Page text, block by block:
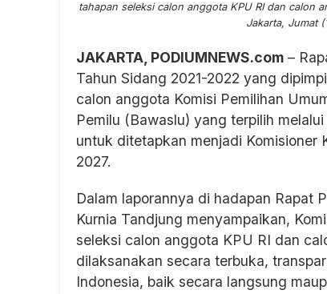
tahapan seleksi calon anggota KPU RI dan calon
Jakarta, Jumat
JAKARTA, PODIUMNEWS.com –
Tahun Sidang 2021-2022 yang
calon anggota Komisi Pemilihan
Pemilu (Bawaslu) yang terpilih
untuk ditetapkan menjadi
2027.
Dalam laporannya di hadapan Rapat
Kurnia Tandjung menyampaikan,
seleksi calon anggota KPU RI dan
dilaksanakan secara terbuka,
Indonesia, baik secara langsung